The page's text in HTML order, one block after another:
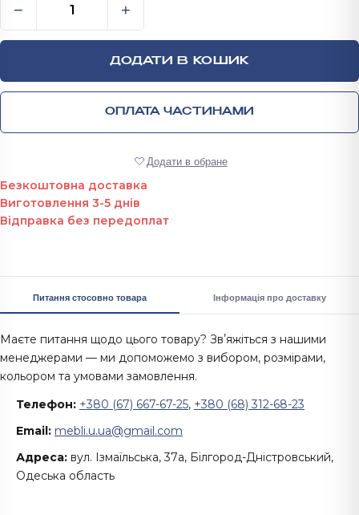
− +
ДОДАТИ В КОШИК
ОПЛАТА ЧАСТИНАМИ
Додати в обране
Безкоштовна доставка
Виготовлення 3-5 днів
Відправка без передоплат
Питання стосовно товара Інформація про доставку
Маєте питання щодо цього товару? Звʼяжіться з нашими
менеджерами — ми допоможемо з вибором, розмірами,
кольором та умовами замовлення.
Телефон: +380 (67) 667-67-25, +380 (68) 312-68-23
Email: mebli.u.ua@gmail.com
Адреса: вул. Ізмаїльська, 37а, Білгород-Дністровський,
Одеська область